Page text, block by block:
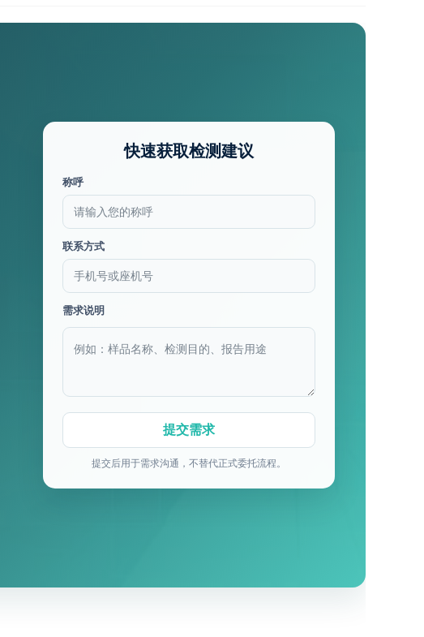
快速获取检测建议
称呼
联系方式
需求说明
提交后用于需求沟通，不替代正式委托流程。